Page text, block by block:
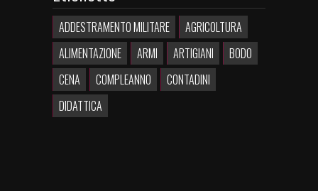
ADDESTRAMENTO MILITARE
AGRICOLTURA
ALIMENTAZIONE
ARMI ARTIGIANI
BODO
CENA
COMPLEANNO
CONTADINI
DIDATTICA